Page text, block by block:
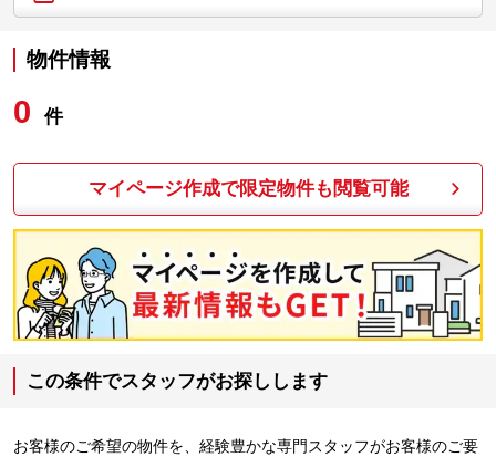
物件情報
0 件
マイページ作成で限定物件も閲覧可能
この条件でスタッフがお探しします
お客様のご希望の物件を、経験豊かな専門スタッフがお客様のご要